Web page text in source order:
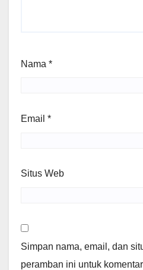
Nama *
Email *
Situs Web
Simpan nama, email, dan
peramban ini untuk